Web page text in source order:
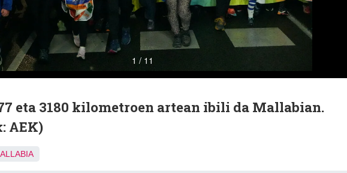
eta 3180 kilometroen artean ibili da Mallabian.
AEK)